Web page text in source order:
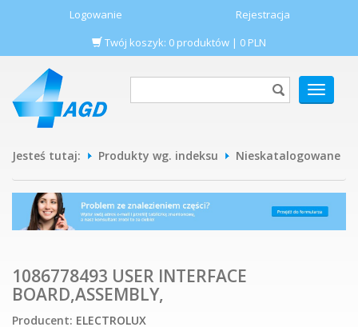
Logowanie
Rejestracja
Twój koszyk: 0 produktów | 0 PLN
POKAŻ
MENU
Jesteś tutaj: Produkty wg. indeksu Nieskatalogowane
1086778493 USER INTERFACE
BOARD,ASSEMBLY,
Producent: ELECTROLUX